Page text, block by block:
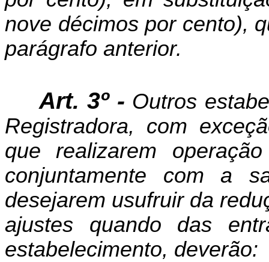
nove décimos por cento),
parágrafo anterior.
Art. 3º - Outros
Registradora, com
que realizarem
conjuntamente com a
desejarem usufruir da
ajustes quando das
estabelecimento, deverão: